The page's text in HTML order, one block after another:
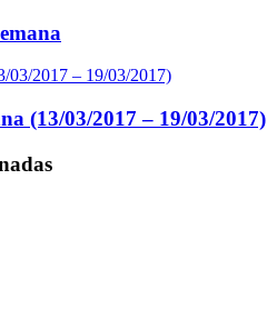
03/2017 – 19/03/2017)
(13/03/2017 – 19/03/2017)